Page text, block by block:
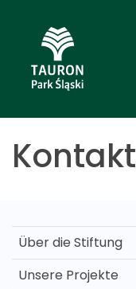
Kontakt
Über die Stiftung
Unsere Projekte